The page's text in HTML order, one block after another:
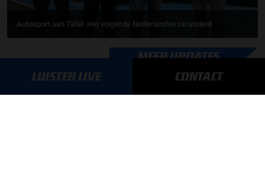
Autosport aan Tafel: Het volgende Nederlandse racetalent
MEER UPDATES
LUISTER LIVE CONTACT